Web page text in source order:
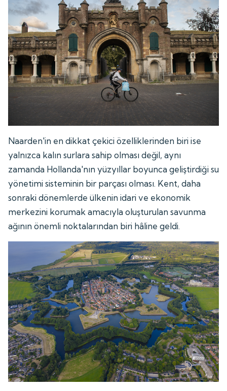
Naarden'in en dikkat çekici özelliklerinden biri ise
yalnızca kalın surlara sahip olması değil, aynı
zamanda Hollanda'nın yüzyıllar boyunca geliştirdiği su
yönetimi sisteminin bir parçası olması. Kent, daha
sonraki dönemlerde ülkenin idari ve ekonomik
merkezini korumak amacıyla oluşturulan savunma
ağının önemli noktalarından biri hâline geldi.